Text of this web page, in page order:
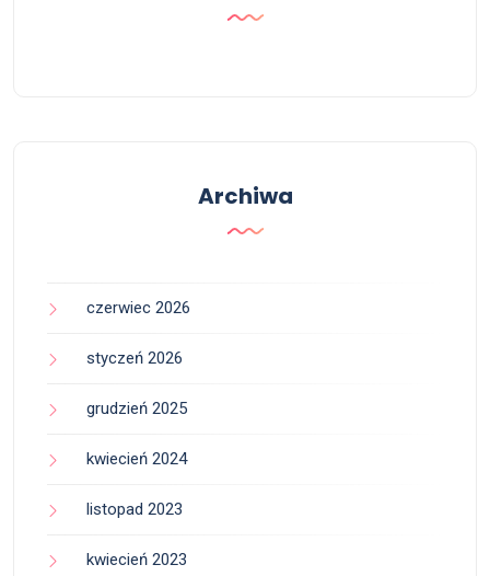
Archiwa
czerwiec 2026
styczeń 2026
grudzień 2025
kwiecień 2024
listopad 2023
kwiecień 2023